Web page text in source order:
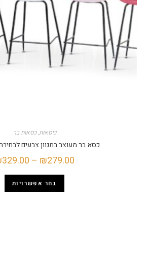
כיסאות,כסאות בר
כסא בר מעוצב במגוון צבעים לבחירה
₪279.00
–
329.00
בחר אפשרויות